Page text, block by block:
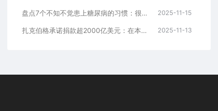
盘点7个不知不觉患上糖尿病的习惯：很多人每天都在重复做 2025-11-15
扎克伯格承诺捐款超2000亿美元：在本世纪末治愈所有疾病 2025-11-13